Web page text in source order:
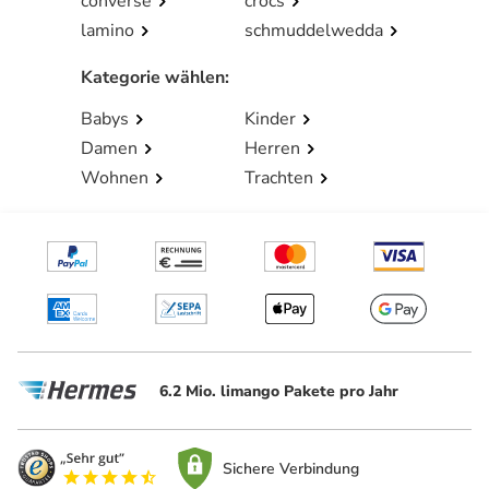
lamino
schmuddelwedda
Kategorie wählen:
Babys
Kinder
Damen
Herren
Wohnen
Trachten
6.2 Mio. limango Pakete pro Jahr
Sichere Verbindung